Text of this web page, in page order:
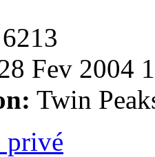
6213
Fev 2004
Twin
privé